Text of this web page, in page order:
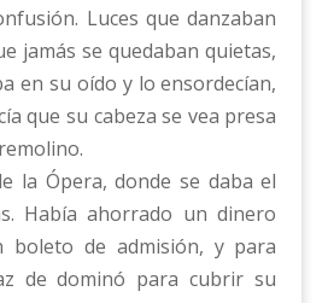
Luces que danzaban
jamás se quedaban quietas,
en su oído y lo ensordecían,
que su cabeza se vea presa
la Ópera, donde se daba el
Había ahorrado un dinero
boleto de admisión, y para
de dominó para cubrir su